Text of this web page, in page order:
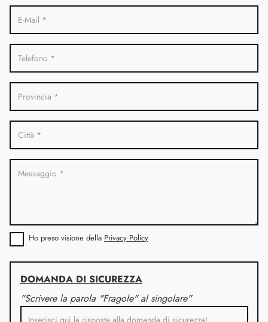
Ho preso visione della Privacy Policy
DOMANDA DI SICUREZZA
"Scrivere la parola "Fragole" al singolare"